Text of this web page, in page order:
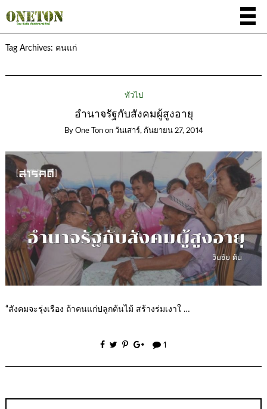
Tag Archives: คนแก่
ทั่วไป
อำนาจรัฐกับสังคมผู้สูงอายุ
By One Ton on วันเสาร์, กันยายน 27, 2014
“สังคมจะรุ่งเรือง ถ้าคนแก่ปลูกต้นไม้ สร้างร่มเงาใ …
1